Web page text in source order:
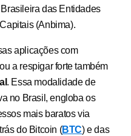
das Entidades
(Anbima).
aplicações com
a respigar forte também
. Essa modalidade de
no Brasil, engloba os
mais baratos via
do Bitcoin (BTC) e das